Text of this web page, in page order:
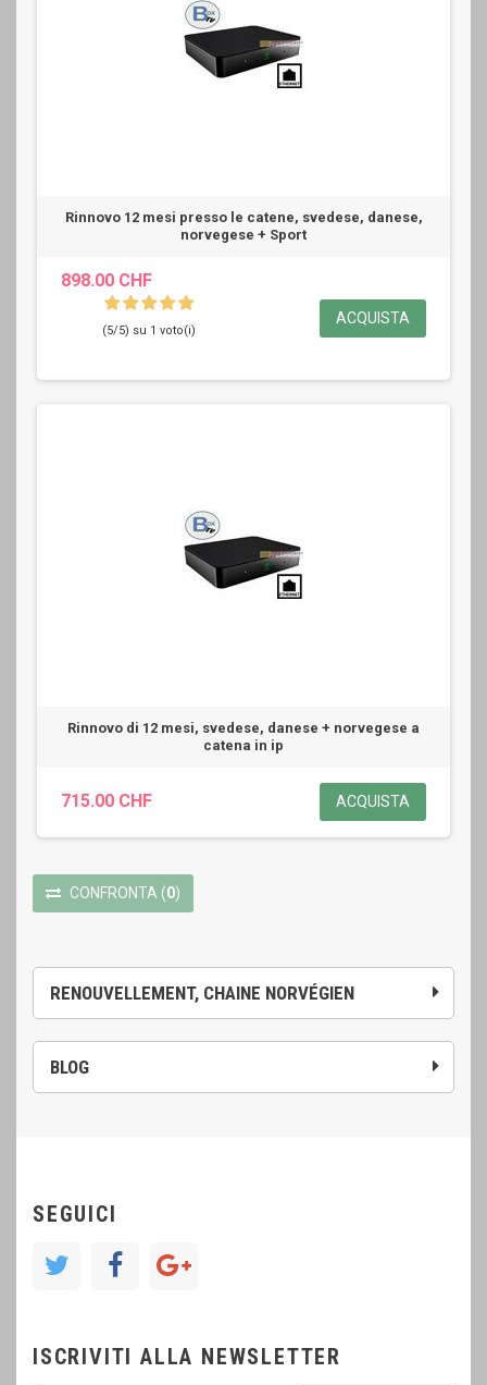
RENOUVELLEMENT, CHAINE NORVÉGIEN
BLOG
Rinnovo 12 mesi presso le catene, svedese, danese,
norvegese + Sport
898.00 CHF
(5/5) su 1 voto(i)
ACQUISTA
Rinnovo di 12 mesi, svedese, danese + norvegese a
catena in ip
715.00 CHF ACQUISTA
CONFRONTA (0)
SEGUICI
ISCRIVITI ALLA NEWSLETTER